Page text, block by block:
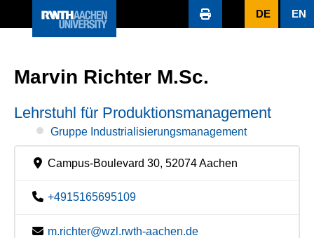
DE EN
Marvin Richter M.Sc.
Lehrstuhl für Produktionsmanagement
Gruppe Industrialisierungsmanagement
Campus-Boulevard 30, 52074 Aachen
+4915165695109
m.richter@wzl.rwth-aachen.de